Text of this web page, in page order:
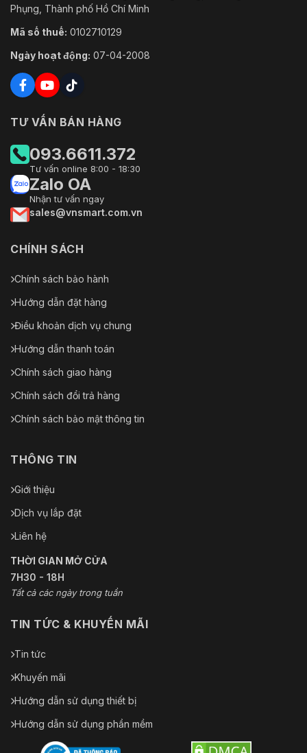
Phụng, Thành phố Hồ Chí Minh
Mã số thuế: 0102710129
Ngày hoạt động: 07-04-2008
TƯ VẤN BÁN HÀNG
093.6611.372
Tư vấn online 8:00 - 18:30
Zalo OA
Nhận tư vấn ngay
sales@vnsmart.com.vn
CHÍNH SÁCH
Chính sách bảo hành
Hướng dẫn đặt hàng
Điều khoản dịch vụ chung
Hướng dẫn thanh toán
Chính sách giao hàng
Chính sách đổi trả hàng
Chính sách bảo mật thông tin
THÔNG TIN
Giới thiệu
Dịch vụ lắp đặt
Liên hệ
THỜI GIAN MỞ CỬA
7H30 - 18H
Tất cả các ngày trong tuần
TIN TỨC & KHUYẾN MÃI
Tin tức
Khuyến mãi
Hướng dẫn sử dụng thiết bị
Hướng dẫn sử dụng phần mềm